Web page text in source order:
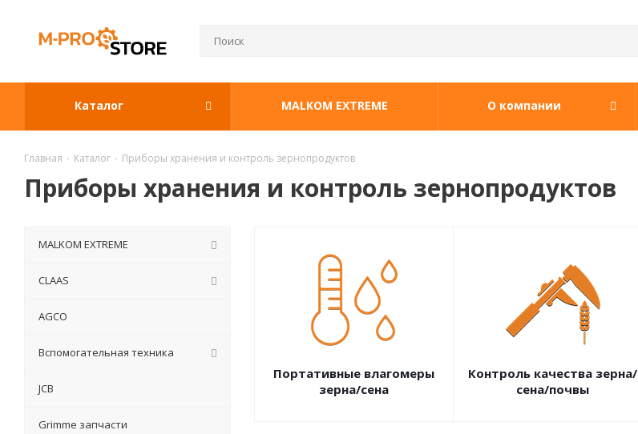
Каталог MАLKOM EXTREME О компании
Главная - Каталог - Приборы хранения и контроль зернопродуктов
Приборы хранения и контроль зернопродуктов
Портативные влагомеры
зерна/сена
Контроль качества зерна/
сена/почвы
MАLKOM EXTREME
CLAAS
AGCO
Вспомогательная техника
JCB
Grimme запчасти